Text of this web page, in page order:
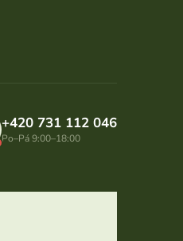
+420 731 112 046
Po–Pá 9:00–18:00